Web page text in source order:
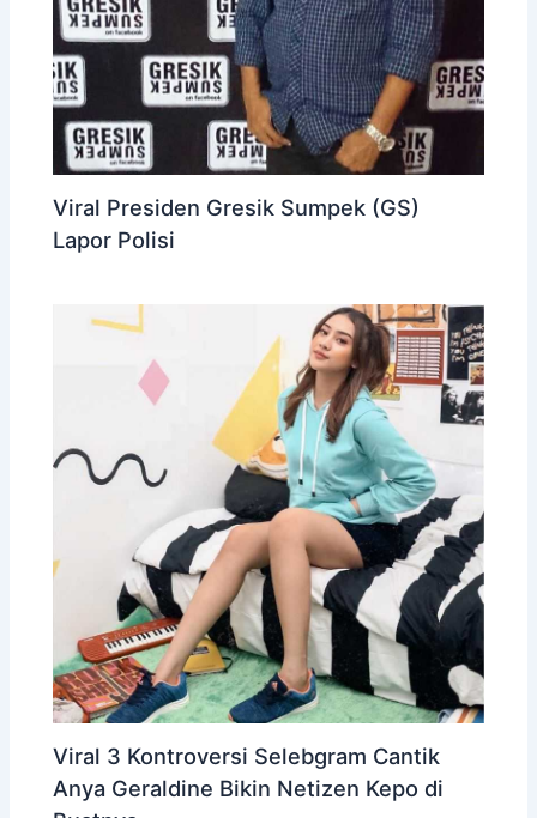
Viral Presiden Gresik Sumpek (GS)
Lapor Polisi
Viral 3 Kontroversi Selebgram Cantik
Anya Geraldine Bikin Netizen Kepo di